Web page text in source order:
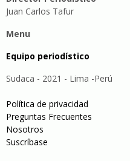
Juan Carlos Tafur
Menu
Equipo periodístico
Sudaca - 2021 - Lima -Perú
Política de privacidad
Preguntas Frecuentes
Nosotros
Suscríbase